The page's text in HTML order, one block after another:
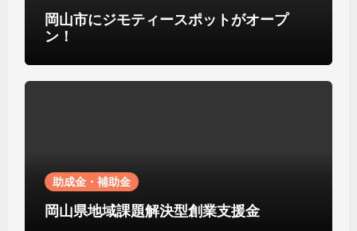
岡山市にジモティースポットがオープ
ン！
助成金・補助金
岡山県地域課題解決型創業支援金